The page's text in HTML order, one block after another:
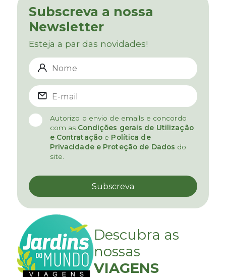
Subscreva a nossa
Newsletter
Esteja a par das novidades!
Autorizo o envio de emails e concordo
com as Condições gerais de Utilização
e Contratação e Política de
Privacidade e Proteção de Dados do
site.
Descubra as
nossas
VIAGENS